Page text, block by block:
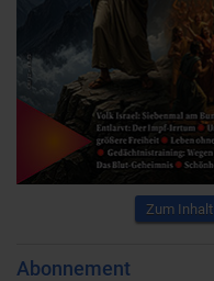
Zum Inhalt
Abonnement